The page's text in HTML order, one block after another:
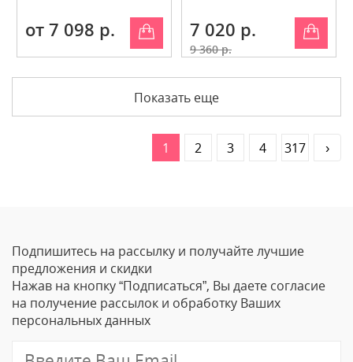
от 7 098 р. 7 020 р.
9 360 р.
Показать еще
1 2 3 4 317 ›
Подпишитесь на рассылку и получайте лучшие
предложения и скидки
Нажав на кнопку “Подписаться”, Вы даете согласие
на получение рассылок и обработку Ваших
персональных данных